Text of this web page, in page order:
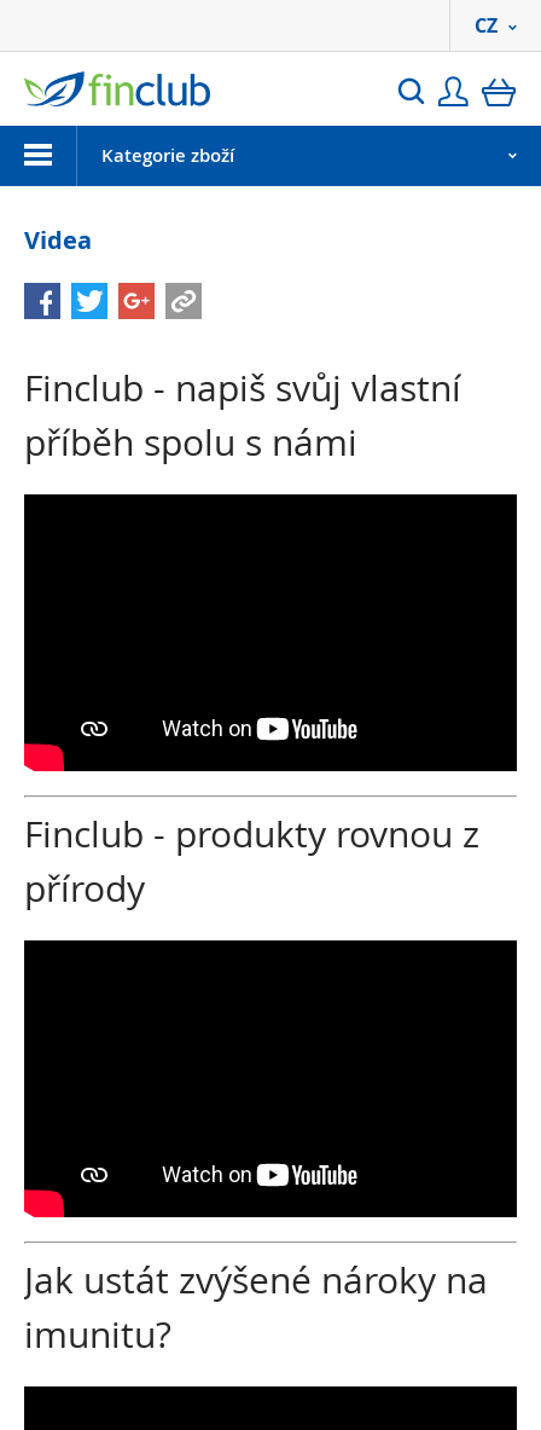
Hledat
CZ
MenuKategorie zboží
Videa
Finclub - napiš svůj vlastní
příběh spolu s námi
Finclub - produkty rovnou z
přírody
Jak ustát zvýšené nároky na
imunitu?